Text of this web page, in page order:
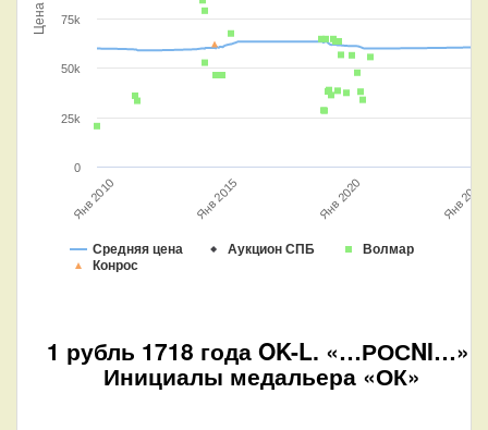
Цена
Средняя цена Аукцион СПБ
Волмар
Конрос
Янв 2010 Янв 2015 Янв 2020 Янв 2025
0
25k
50k
75k
1 рубль 1718 года OK-L. «…РОСNI…».
Инициалы медальера «ОК»